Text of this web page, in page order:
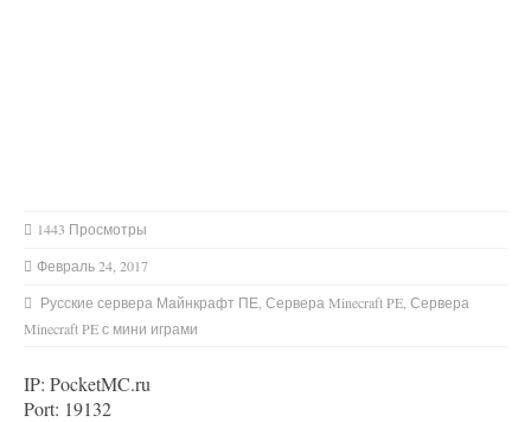
1443 Просмотры
Февраль 24, 2017
Русские сервера Майнкрафт ПЕ Сервера Minecraft PE Сервера
Minecraft PE с мини играми
IP: PocketMC.ru
Port: 19132